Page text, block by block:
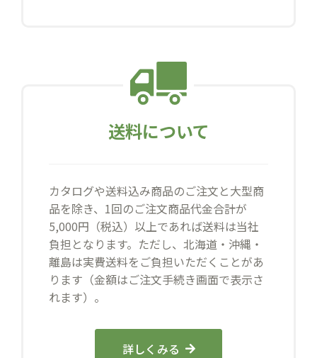
送料について
カタログや送料込み商品のご注文と大型商
品を除き、1回のご注文商品代金合計が
5,000円（税込）以上であれば送料は当社
負担となります。ただし、北海道・沖縄・
離島は実費送料をご負担いただくことがあ
ります（金額はご注文手続き画面で表示さ
れます）。
詳しくみる